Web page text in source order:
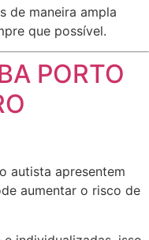
de maneira ampla
que possível.
PORTO
autista apresentem
aumentar o risco de